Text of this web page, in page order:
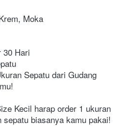
Moka
30 Hari
Sepatu dari Gudang
Kecil harap order 1 ukuran
biasanya kamu pakai!